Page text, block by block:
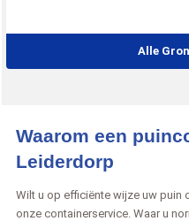
Alle
Waarom een
Leiderdorp
Wilt u op efficiënte wijze uw puin
onze containerservice. Waar u